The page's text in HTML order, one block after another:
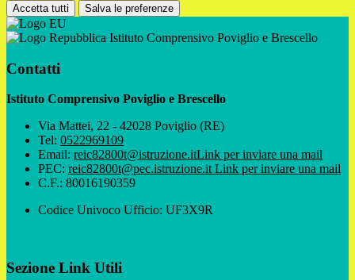
Accetta tutti Salva le preferenze
Istituto Comprensivo Poviglio e Brescello
Contatti
Istituto Comprensivo Poviglio e Brescello
Via Mattei, 22 - 42028 Poviglio (RE)
Tel: 0522969109
Email: reic82800t@istruzione.itLink per inviare una mail
PEC: reic82800t@pec.istruzione.it Link per inviare una mail
C.F.: 80016190359
Codice Univoco Ufficio: UF3X9R
Sezione Link Utili